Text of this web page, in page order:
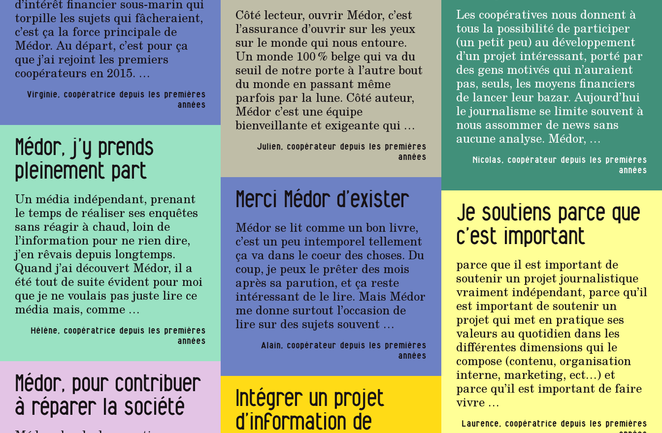
d’intérêt financier sous-marin qui
torpille les sujets qui fâcheraient,
c’est ça la force principale de
Médor. Au départ, c’est pour ça
que j’ai rejoint les premiers
coopérateurs en 2015. …
Virginie, coopératrice depuis les premières
années
Les coopératives nous donnent à
tous la possibilité de participer
(un petit peu) au développement
d’un projet intéressant, porté par
des gens motivés qui n’auraient
pas, seuls, les moyens financiers
de lancer leur bazar. Aujourd’hui
le journalisme se limite souvent à
nous assommer de news sans
aucune analyse. Médor, …
Nicolas, coopérateur depuis les premières
années
Côté lecteur, ouvrir Médor, c’est
l’assurance d’ouvrir sur les yeux
sur le monde qui nous entoure.
Un monde 100 % belge qui va du
seuil de notre porte à l’autre bout
du monde en passant même
parfois par la lune. Côté auteur,
Médor c’est une équipe
bienveillante et exigeante qui …
Julien, coopérateur depuis les premières
années
Médor, j’y prends
pleinement part
Un média indépendant, prenant
le temps de réaliser ses enquêtes
sans réagir à chaud, loin de
l’information pour ne rien dire,
j’en rêvais depuis longtemps.
Quand j’ai découvert Médor, il a
été tout de suite évident pour moi
que je ne voulais pas juste lire ce
média mais, comme …
Hélène, coopératrice depuis les premières
années
Merci Médor d’exister
Médor se lit comme un bon livre,
c’est un peu intemporel tellement
ça va dans le coeur des choses. Du
coup, je peux le prêter des mois
après sa parution, et ça reste
intéressant de le lire. Mais Médor
me donne surtout l’occasion de
lire sur des sujets souvent …
Alain, coopérateur depuis les premières
années
Je soutiens parce que
c’est important
parce que il est important de
soutenir un projet journalistique
vraiment indépendant, parce qu’il
est important de soutenir un
projet qui met en pratique ses
valeurs au quotidien dans les
différentes dimensions qui le
compose (contenu, organisation
interne, marketing, ect…) et
parce qu’il est important de faire
vivre …
Laurence, coopératrice depuis les premières
Médor, pour contribuer
à réparer la société
Intégrer un projet
d’information de